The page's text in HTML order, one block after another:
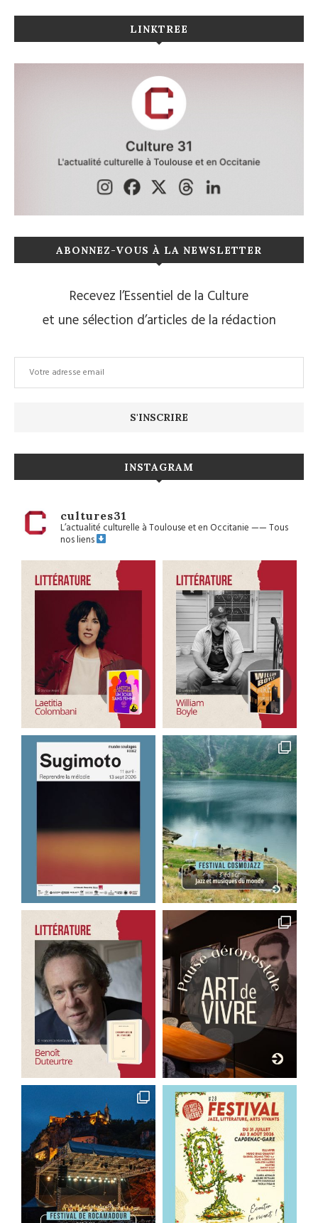
LINKTREE
ABONNEZ-VOUS À LA NEWSLETTER
Recevez l’Essentiel de la Culture
et une sélection d’articles de la rédaction
INSTAGRAM
cultures31
L’actualité culturelle à Toulouse et en Occitanie——Tous
nos liens